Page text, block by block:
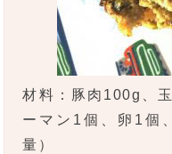
材料：豚肉100g、
ーマン1個、卵1個
量）